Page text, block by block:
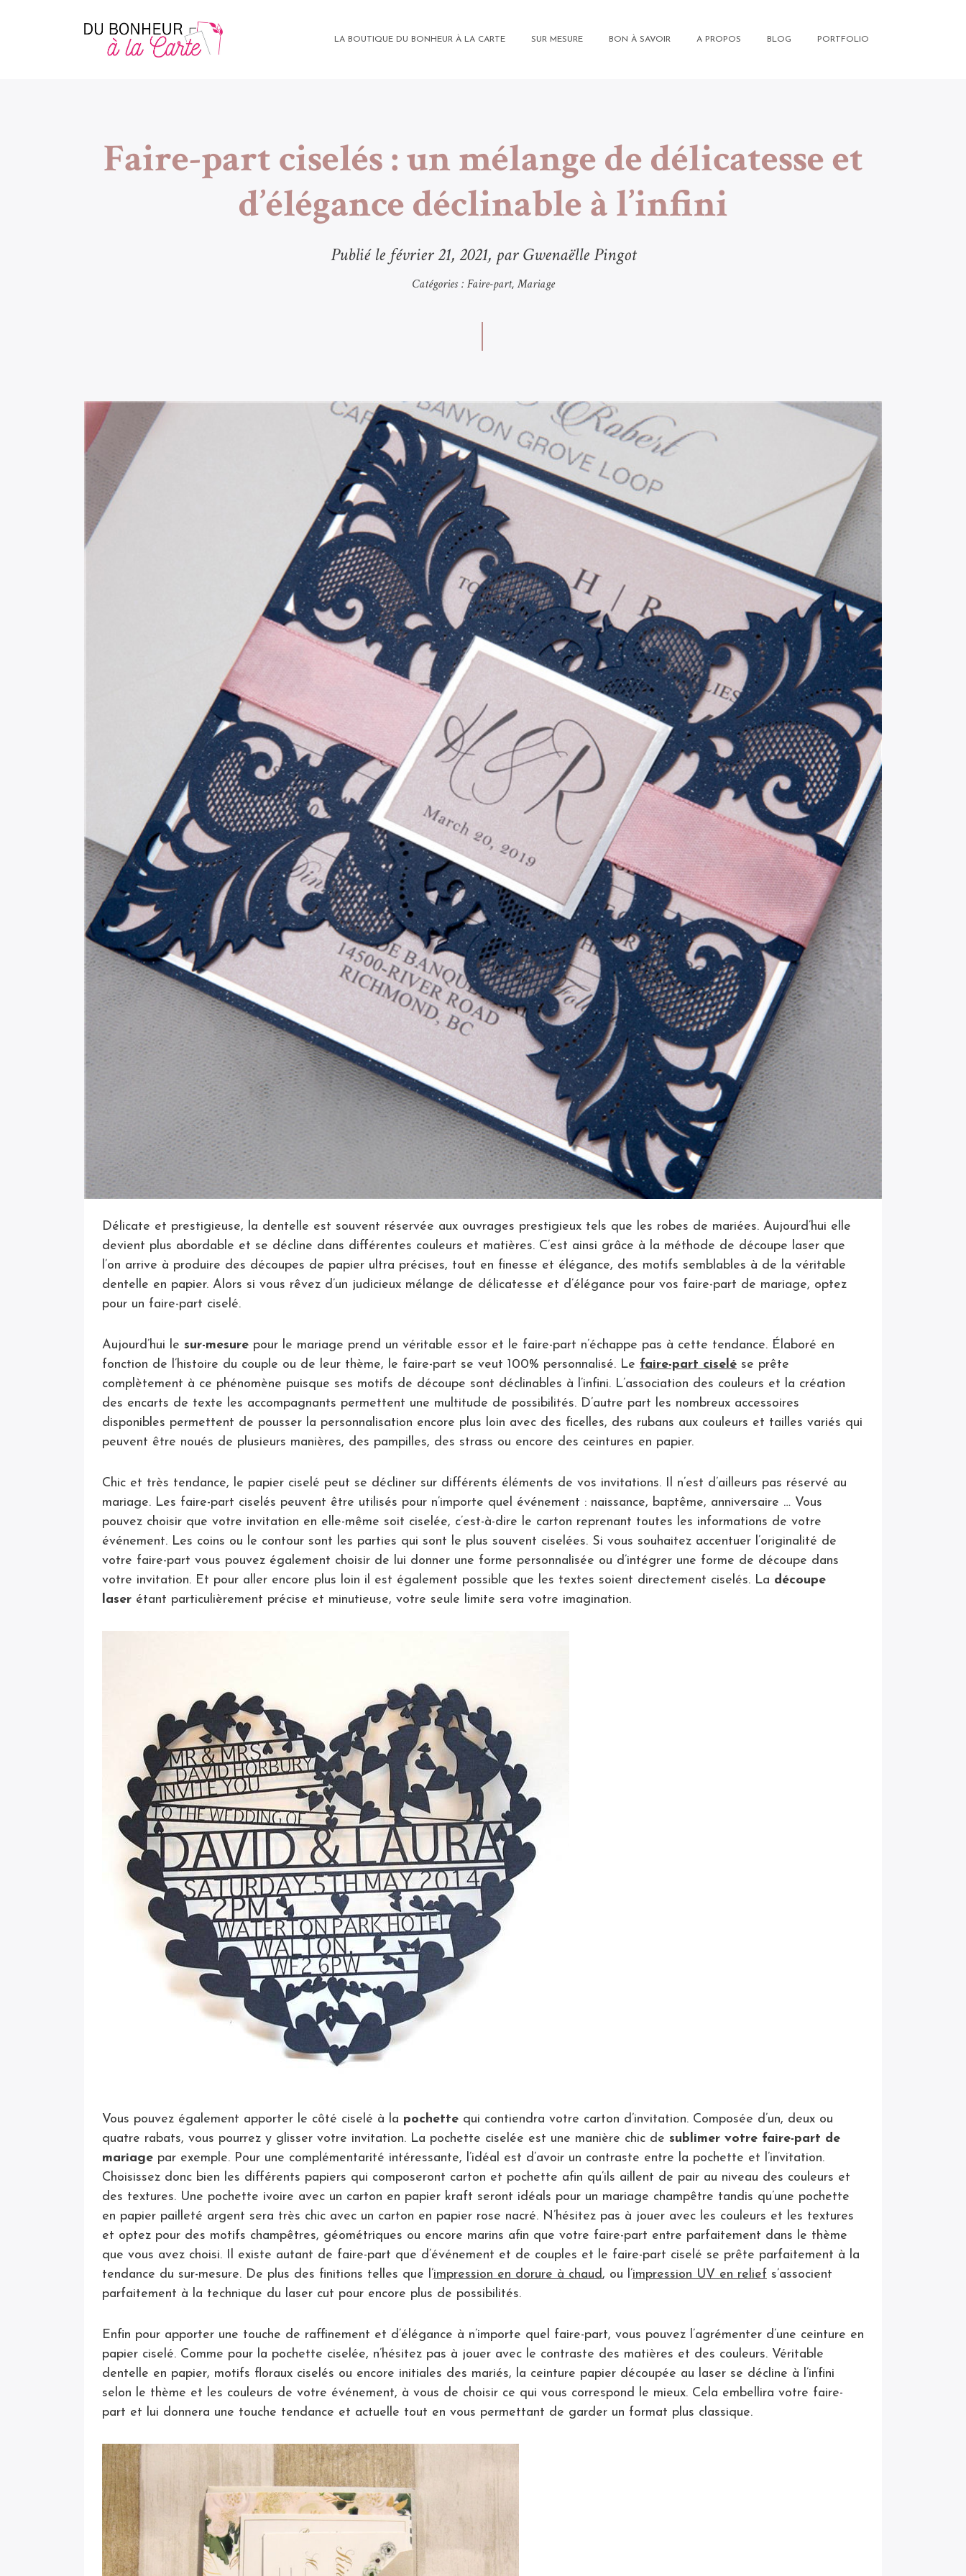
Faire-part ciselés : un mélange de délicatesse et
d’élégance déclinable à l’infini
Publié le février 21, 2021, par Gwenaëlle Pingot
Catégories : Faire-part Mariage
Délicate et prestigieuse, la dentelle est souvent réservée aux ouvrages prestigieux tels que les robes de mariées. Aujourd’hui elle
devient plus abordable et se décline dans différentes couleurs et matières. C’est ainsi grâce à la méthode de découpe laser que
l’on arrive à produire des découpes de papier ultra précises, tout en finesse et élégance, des motifs semblables à de la véritable
dentelle en papier. Alors si vous rêvez d’un judicieux mélange de délicatesse et d’élégance pour vos faire-part de mariage, optez
pour un faire-part ciselé.
Aujourd’hui le sur-mesure pour le mariage prend un véritable essor et le faire-part n’échappe pas à cette tendance. Élaboré en
fonction de l’histoire du couple ou de leur thème, le faire-part se veut 100% personnalisé. Le faire-part ciselé se prête
complètement à ce phénomène puisque ses motifs de découpe sont déclinables à l’infini. L’association des couleurs et la création
des encarts de texte les accompagnants permettent une multitude de possibilités. D’autre part les nombreux accessoires
disponibles permettent de pousser la personnalisation encore plus loin avec des ficelles, des rubans aux couleurs et tailles variés qui
peuvent être noués de plusieurs manières, des pampilles, des strass ou encore des ceintures en papier.
Chic et très tendance, le papier ciselé peut se décliner sur différents éléments de vos invitations. Il n’est d’ailleurs pas réservé au
mariage. Les faire-part ciselés peuvent être utilisés pour n’importe quel événement : naissance, baptême, anniversaire … Vous
pouvez choisir que votre invitation en elle-même soit ciselée, c’est-à-dire le carton reprenant toutes les informations de votre
événement. Les coins ou le contour sont les parties qui sont le plus souvent ciselées. Si vous souhaitez accentuer l’originalité de
votre faire-part vous pouvez également choisir de lui donner une forme personnalisée ou d’intégrer une forme de découpe dans
votre invitation. Et pour aller encore plus loin il est également possible que les textes soient directement ciselés. La découpe
laser étant particulièrement précise et minutieuse, votre seule limite sera votre imagination.
Vous pouvez également apporter le côté ciselé à la pochette qui contiendra votre carton d’invitation. Composée d’un, deux ou
quatre rabats, vous pourrez y glisser votre invitation. La pochette ciselée est une manière chic de sublimer votre faire-part de
mariage par exemple. Pour une complémentarité intéressante, l’idéal est d’avoir un contraste entre la pochette et l’invitation.
Choisissez donc bien les différents papiers qui composeront carton et pochette afin qu’ils aillent de pair au niveau des couleurs et
des textures. Une pochette ivoire avec un carton en papier kraft seront idéals pour un mariage champêtre tandis qu’une pochette
en papier pailleté argent sera très chic avec un carton en papier rose nacré. N’hésitez pas à jouer avec les couleurs et les textures
et optez pour des motifs champêtres, géométriques ou encore marins afin que votre faire-part entre parfaitement dans le thème
que vous avez choisi. Il existe autant de faire-part que d’événement et de couples et le faire-part ciselé se prête parfaitement à la
tendance du sur-mesure. De plus des finitions telles que l’impression en dorure à chaud, ou l’impression UV en relief s’associent
parfaitement à la technique du laser cut pour encore plus de possibilités.
Enfin pour apporter une touche de raffinement et d’élégance à n’importe quel faire-part, vous pouvez l’agrémenter d’une ceinture en
papier ciselé. Comme pour la pochette ciselée, n’hésitez pas à jouer avec le contraste des matières et des couleurs. Véritable
dentelle en papier, motifs floraux ciselés ou encore initiales des mariés, la ceinture papier découpée au laser se décline à l’infini
selon le thème et les couleurs de votre événement, à vous de choisir ce qui vous correspond le mieux. Cela embellira votre faire-
part et lui donnera une touche tendance et actuelle tout en vous permettant de garder un format plus classique.
LA BOUTIQUE DU BONHEUR À LA CARTE SUR MESURE BON À SAVOIR A PROPOS BLOG PORTFOLIO